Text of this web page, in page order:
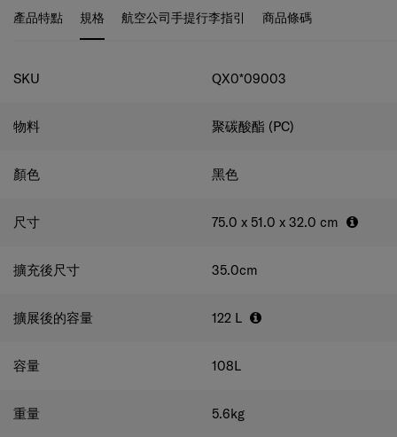
密碼鎖確保您的物品安全無虞。帶磁力拉頭的防盜拉鍊
固的拉鍊可自動貼在一起，保護您的行李。豐富的內部組
兩側帶口袋的分隔墊、可拆卸網狀口袋和跣水袋，讓您
Microban® 抗菌處理，可減少細菌生長。擴充器
產品特點 規格 航空公司手提行李指引 商品條碼
規格
SKU QX0*09003
物料 聚碳酸酯 (PC)
顏色 黑色
尺寸 75.0 x 51.0 x 32.0 cm
擴充後尺寸 35.0cm
擴展後的容量 122 L
容量 108L
重量 5.6kg